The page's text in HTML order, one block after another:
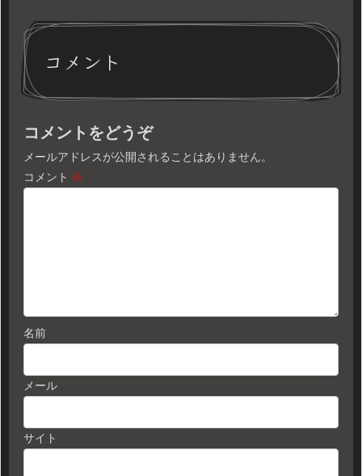
コメント
コメントをどうぞ
メールアドレスが公開されることはありません。
コメント ※
名前
メール
サイト